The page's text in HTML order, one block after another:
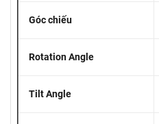
Góc chiếu
Rotation Angle
Tilt Angle